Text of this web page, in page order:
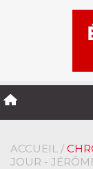
ACCUEIL /
JOUR -